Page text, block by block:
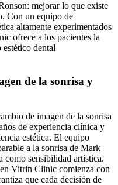
mejorar lo que existe
Con un equipo de
altamente experimentados
ofrece a los pacientes la
dental
de la sonrisa y
de imagen de la sonrisa
de experiencia clínica y
estética. El equipo
a la sonrisa de Mark
como sensibilidad artística.
Vitrin Clinic comienza con
que cada decisión de